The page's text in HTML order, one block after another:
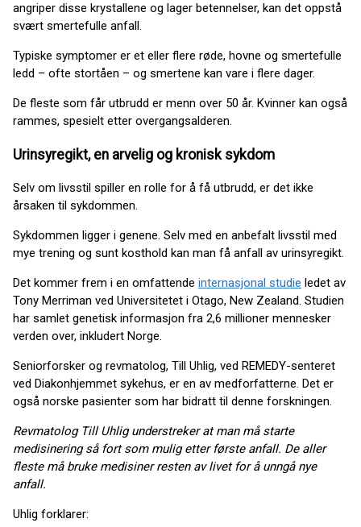
angriper disse krystallene og lager betennelser, kan det oppstå
svært smertefulle anfall.
Typiske symptomer er et eller flere røde, hovne og smertefulle
ledd – ofte stortåen – og smertene kan vare i flere dager.
De fleste som får utbrudd er menn over 50 år. Kvinner kan også
rammes, spesielt etter overgangsalderen.
Urinsyregikt, en arvelig og kronisk sykdom
Selv om livsstil spiller en rolle for å få utbrudd, er det ikke
årsaken til sykdommen.
Sykdommen ligger i genene. Selv med en anbefalt livsstil med
mye trening og sunt kosthold kan man få anfall av urinsyregikt.
Det kommer frem i en omfattende internasjonal studie ledet av
Tony Merriman ved Universitetet i Otago, New Zealand. Studien
har samlet genetisk informasjon fra 2,6 millioner mennesker
verden over, inkludert Norge.
Seniorforsker og revmatolog, Till Uhlig, ved REMEDY-senteret
ved Diakonhjemmet sykehus, er en av medforfatterne. Det er
også norske pasienter som har bidratt til denne forskningen.
Revmatolog Till Uhlig understreker at man må starte
medisinering så fort som mulig etter første anfall. De aller
fleste må bruke medisiner resten av livet for å unngå nye
anfall.
Uhlig forklarer: